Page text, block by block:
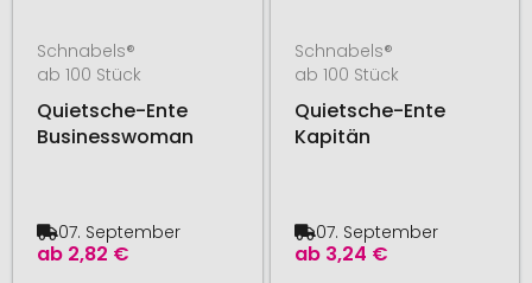
Schnabels®
ab 100 Stück
Quietsche-Ente
Businesswoman
ab 2,82 €
07. September
Schnabels®
ab 100 Stück
Quietsche-Ente
Kapitän
ab 3,24 €
07. September